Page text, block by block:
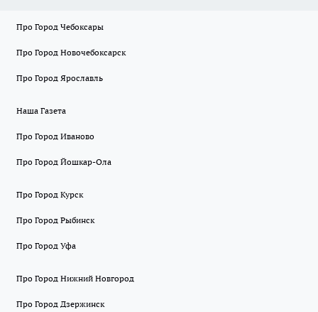
Про Город Чебоксары
Про Город Новочебоксарск
Про Город Ярославль
Наша Газета
Про Город Иваново
Про Город Йошкар-Ола
Про Город Курск
Про Город Рыбинск
Про Город Уфа
Про Город Нижний Новгород
Про Город Дзержинск